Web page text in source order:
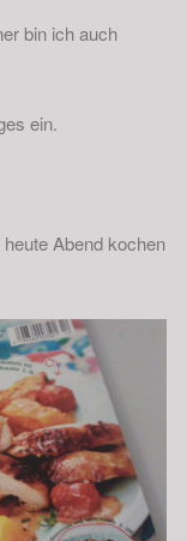
bin ich auch
ein.
Abend kochen